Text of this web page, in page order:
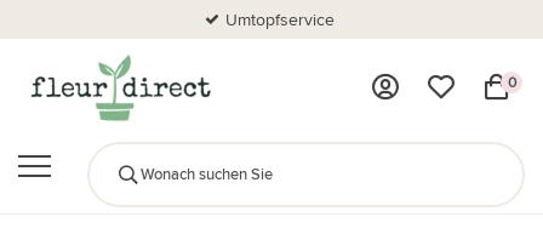
Umtopfservice
0